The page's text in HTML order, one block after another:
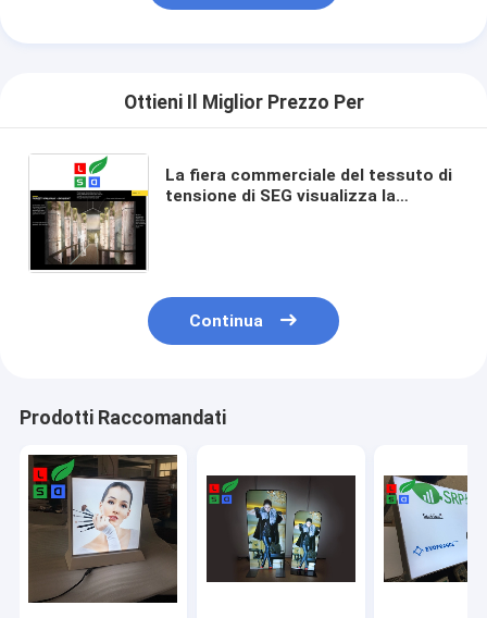
Ottieni Il Miglior Prezzo Per
La fiera commerciale del tessuto di
tensione di SEG visualizza la
Continua
Prodotti Raccomandati